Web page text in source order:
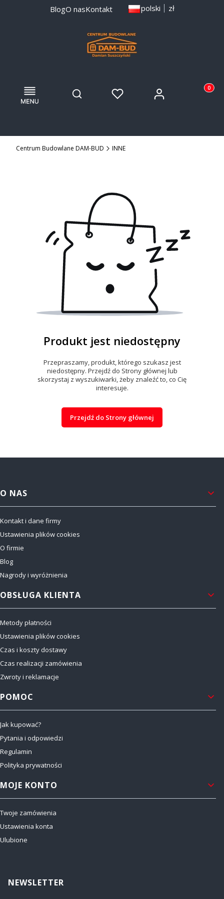
BlogO nasKontakt polski zł
Menu Otwórz wyszukiwarkę
Szukaj Ulubione Zaloguj się Koszyk
Centrum Budowlane DAM-BUD INNE
Produkt jest niedostępny
Przepraszamy, produkt, którego szukasz jest
niedostępny. Przejdź do Strony głównej lub
skorzystaj z wyszukiwarki, żeby znaleźć to, co Cię
interesuje.
Przejdź do Strony głównej
Linki w stopce
O NAS
Kontakt i dane firmy
Ustawienia plików cookies
O firmie
Blog
Nagrody i wyróżnienia
OBSŁUGA KLIENTA
Metody płatności
Ustawienia plików cookies
Czas i koszty dostawy
Czas realizacji zamówienia
Zwroty i reklamacje
POMOC
Jak kupować?
Pytania i odpowiedzi
Regulamin
Polityka prywatności
MOJE KONTO
Twoje zamówienia
Ustawienia konta
Ulubione
NEWSLETTER